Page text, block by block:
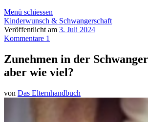
Menü schiessen
Kinderwunsch & Schwangerschaft
Veröffentlicht am 3. Juli 2024
Kommentare 1
Zunehmen in der
aber wie viel?
von Das Elternhandbuch